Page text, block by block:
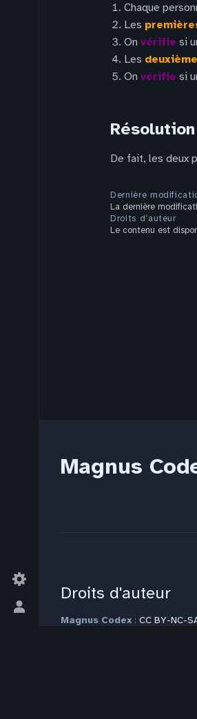
Basculer
Chaque
Les
On vérifie si
Les
On vérifie si
Résolution
De fait, les deux
Dernière
La dernière
Droits d’auteur
Le contenu est
Magnus
Droits d'auteur
Magnus Codex : CC BY-NC-